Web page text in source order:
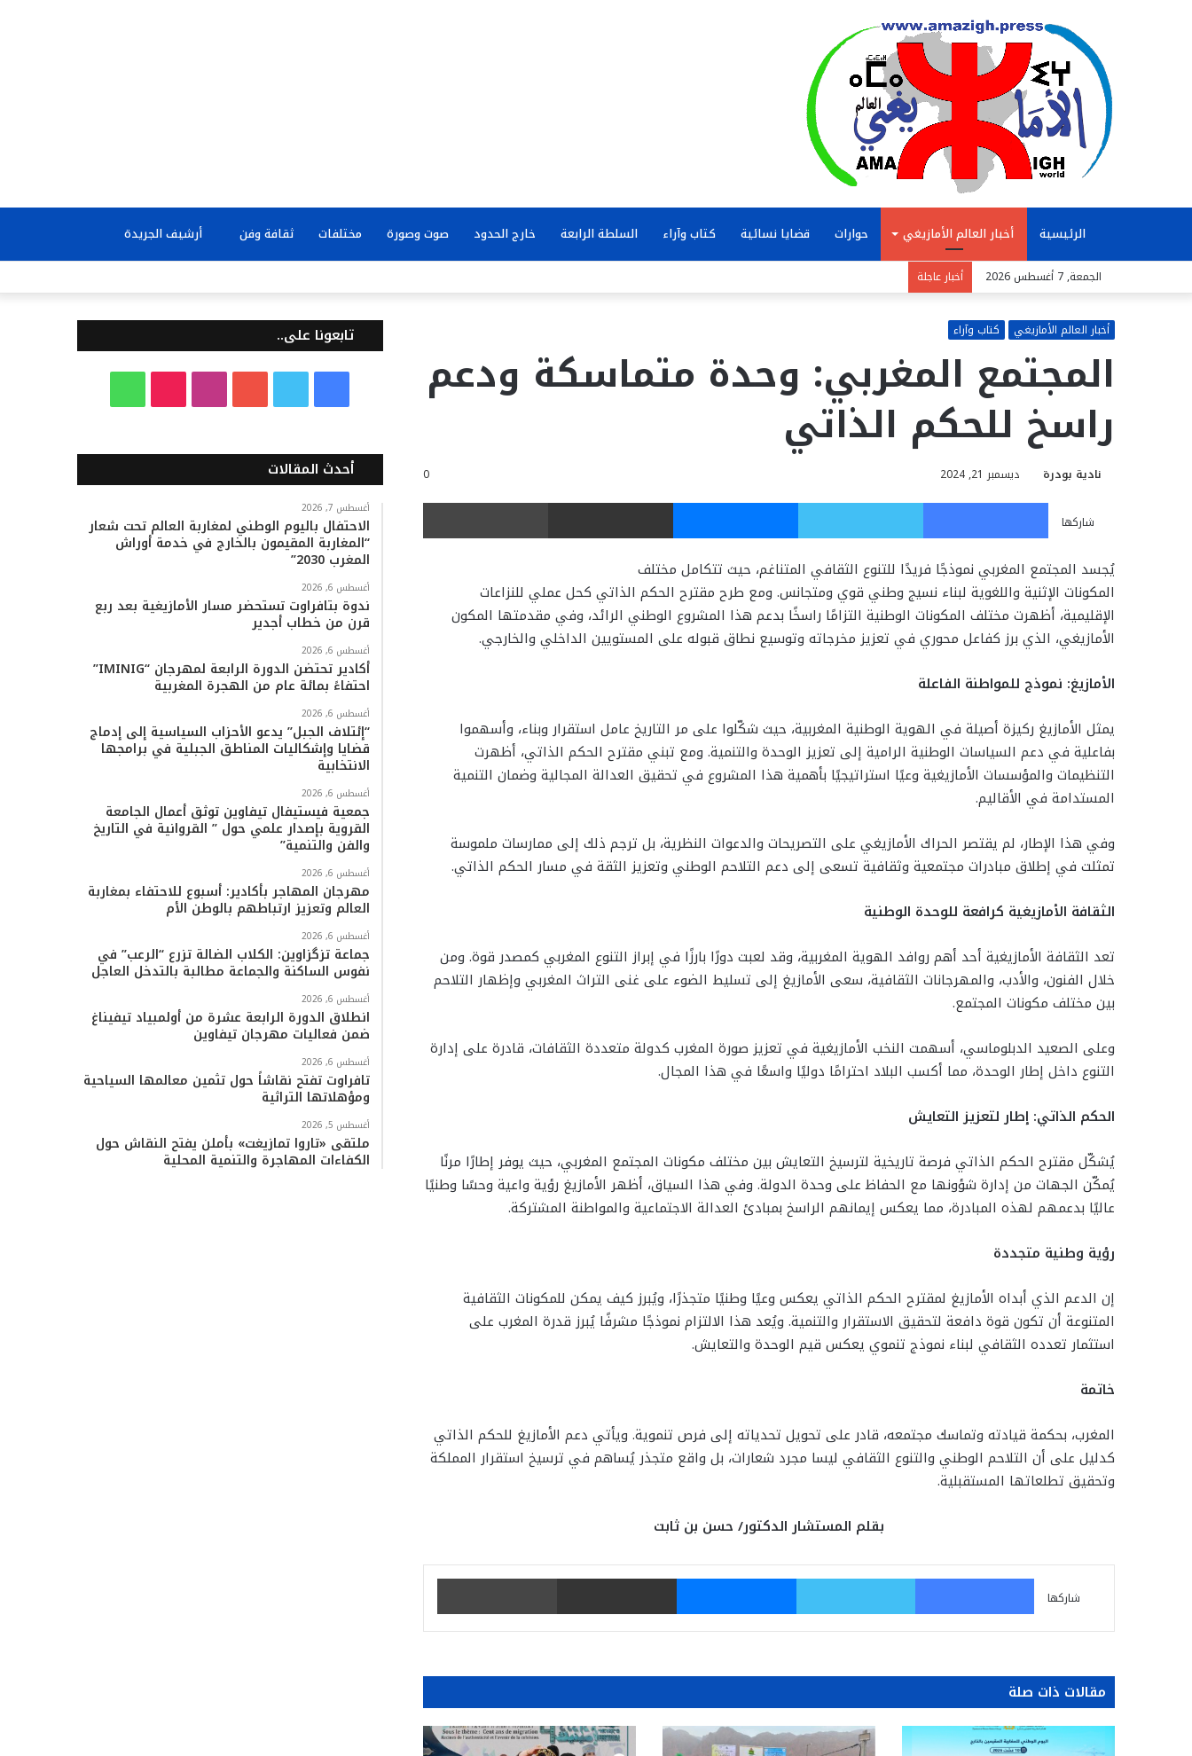
الرئيسية أخبار العالم الأمازيغي حوارات قضايا نسائية كتاب وآراء السلطة الرابعة خارج الحدود صوت وصورة مختلفات ثقافة وفن أرشيف الجريدة
عن
الجمعة, 7 أغسطس 2026 أخبار عاجلة
أخبار العالم الأمازيغي كتاب وآراء
المجتمع المغربي: وحدة متماسكة ودعم
راسخ للحكم الذاتي
نادية بودرة ديسمبر 21, 2024 0
شاركها
فيسبوك تويتر ماسنجر مشاركة عبر البريد
يُجسد المجتمع المغربي نموذجًا فريدًا للتنوع الثقافي المتناغم، حيث تتكامل مختلف
المكونات الإثنية واللغوية لبناء نسيج وطني قوي ومتجانس. ومع طرح مقترح الحكم الذاتي كحل عملي للنزاعات
الإقليمية، أظهرت مختلف المكونات الوطنية التزامًا راسخًا بدعم هذا المشروع الوطني الرائد، وفي مقدمتها المكون
الأمازيغي، الذي برز كفاعل محوري في تعزيز مخرجاته وتوسيع نطاق قبوله على المستويين الداخلي والخارجي.
الأمازيغ: نموذج للمواطنة الفاعلة
يمثل الأمازيغ ركيزة أصيلة في الهوية الوطنية المغربية، حيث شكّلوا على مر التاريخ عامل استقرار وبناء، وأسهموا
بفاعلية في دعم السياسات الوطنية الرامية إلى تعزيز الوحدة والتنمية. ومع تبني مقترح الحكم الذاتي، أظهرت
التنظيمات والمؤسسات الأمازيغية وعيًا استراتيجيًا بأهمية هذا المشروع في تحقيق العدالة المجالية وضمان التنمية
المستدامة في الأقاليم.
وفي هذا الإطار، لم يقتصر الحراك الأمازيغي على التصريحات والدعوات النظرية، بل ترجم ذلك إلى ممارسات ملموسة
تمثلت في إطلاق مبادرات مجتمعية وثقافية تسعى إلى دعم التلاحم الوطني وتعزيز الثقة في مسار الحكم الذاتي.
الثقافة الأمازيغية كرافعة للوحدة الوطنية
تعد الثقافة الأمازيغية أحد أهم روافد الهوية المغربية، وقد لعبت دورًا بارزًا في إبراز التنوع المغربي كمصدر قوة. ومن
خلال الفنون، والأدب، والمهرجانات الثقافية، سعى الأمازيغ إلى تسليط الضوء على غنى التراث المغربي وإظهار التلاحم
بين مختلف مكونات المجتمع.
وعلى الصعيد الدبلوماسي، أسهمت النخب الأمازيغية في تعزيز صورة المغرب كدولة متعددة الثقافات، قادرة على إدارة
التنوع داخل إطار الوحدة، مما أكسب البلاد احترامًا دوليًا واسعًا في هذا المجال.
الحكم الذاتي: إطار لتعزيز التعايش
يُشكّل مقترح الحكم الذاتي فرصة تاريخية لترسيخ التعايش بين مختلف مكونات المجتمع المغربي، حيث يوفر إطارًا مرنًا
يُمكّن الجهات من إدارة شؤونها مع الحفاظ على وحدة الدولة. وفي هذا السياق، أظهر الأمازيغ رؤية واعية وحسًا وطنيًا
عاليًا بدعمهم لهذه المبادرة، مما يعكس إيمانهم الراسخ بمبادئ العدالة الاجتماعية والمواطنة المشتركة.
رؤية وطنية متجددة
إن الدعم الذي أبداه الأمازيغ لمقترح الحكم الذاتي يعكس وعيًا وطنيًا متجذرًا، ويُبرز كيف يمكن للمكونات الثقافية
المتنوعة أن تكون قوة دافعة لتحقيق الاستقرار والتنمية. ويُعد هذا الالتزام نموذجًا مشرفًا يُبرز قدرة المغرب على
استثمار تعدده الثقافي لبناء نموذج تنموي يعكس قيم الوحدة والتعايش.
خاتمة
المغرب، بحكمة قيادته وتماسك مجتمعه، قادر على تحويل تحدياته إلى فرص تنموية. ويأتي دعم الأمازيغ للحكم الذاتي
كدليل على أن التلاحم الوطني والتنوع الثقافي ليسا مجرد شعارات، بل واقع متجذر يُساهم في ترسيخ استقرار المملكة
وتحقيق تطلعاتها المستقبلية.
بقلم المستشار الدكتور/ حسن بن ثابت
شاركها
فيسبوك تويتر ماسنجر مشاركة عبر البريد
مقالات ذات صلة
تابعونا على..
س
ب
و
ك
ي
ر
ت
و
س
ق
k
o
ت
ا
أحدث المقالات
أغسطس 7, 2026
الاحتفال باليوم الوطني لمغاربة العالم تحت شعار
“المغاربة المقيمون بالخارج في خدمة أوراش
المغرب 2030”
أغسطس 6, 2026
ندوة بتافراوت تستحضر مسار الأمازيغية بعد ربع
قرن من خطاب أجدير
أغسطس 6, 2026
أكادير تحتضن الدورة الرابعة لمهرجان “IMINIG”
احتفاءً بمائة عام من الهجرة المغربية
أغسطس 6, 2026
“إئتلاف الجبل” يدعو الأحزاب السياسية إلى إدماج
قضايا وإشكاليات المناطق الجبلية في برامجها
الانتخابية
أغسطس 6, 2026
جمعية فيستيفال تيفاوين توثق أعمال الجامعة
القروية بإصدار علمي حول ” القروانية في التاريخ
والفن والتنمية”
أغسطس 6, 2026
مهرجان المهاجر بأكادير: أسبوع للاحتفاء بمغاربة
العالم وتعزيز ارتباطهم بالوطن الأم
أغسطس 6, 2026
جماعة تزگزاوين: الكلاب الضالة تزرع “الرعب” في
نفوس الساكنة والجماعة مطالبة بالتدخل العاجل
أغسطس 6, 2026
انطلاق الدورة الرابعة عشرة من أولمبياد تيفيناغ
ضمن فعاليات مهرجان تيفاوين
أغسطس 6, 2026
تافراوت تفتح نقاشاً حول تثمين معالمها السياحية
ومؤهلاتها التراثية
أغسطس 5, 2026
ملتقى «تاروا تمازيغت» بأملن يفتح النقاش حول
الكفاءات المهاجرة والتنمية المحلية